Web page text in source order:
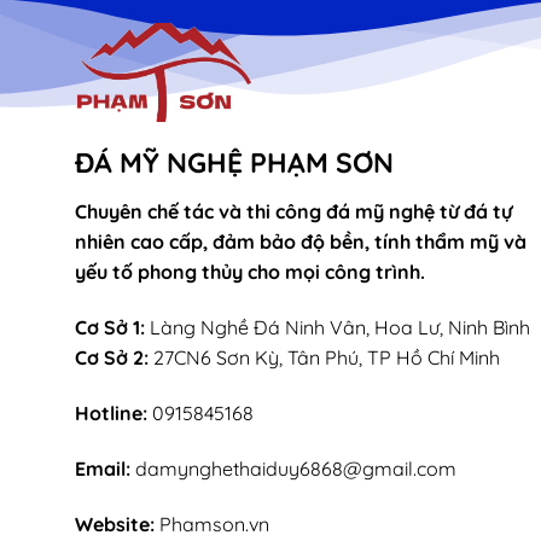
ĐÁ MỸ NGHỆ PHẠM SƠN
Chuyên chế tác và thi công đá mỹ nghệ từ đá tự
nhiên cao cấp, đảm bảo độ bền, tính thẩm mỹ và
yếu tố phong thủy cho mọi công trình.
Cơ Sở 1: Làng Nghề Đá Ninh Vân, Hoa Lư, Ninh Bình
Cơ Sở 2: 27CN6 Sơn Kỳ, Tân Phú, TP Hồ Chí Minh
Hotline: 0915845168
Email: damynghethaiduy6868@gmail.com
Website: Phamson.vn